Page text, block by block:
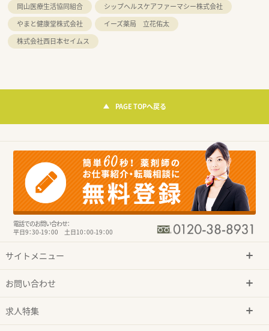
岡山医療生活協同組合
シップヘルスケアファーマシー株式会社
やまと健康堂株式会社
イーズ薬局 立花佑太
株式会社西日本セイムス
PAGE TOPへ戻る
電話でのお問い合わせ：
平日9：30-19：00 土日10：00-19：00
サイトメニュー
お問い合わせ
求人特集